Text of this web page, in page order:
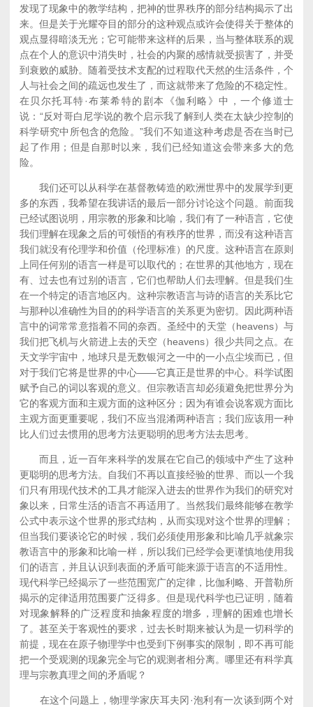
发现了现象中的教学结构，把神的世界秩序的部分结构揭示了出
来。但是关于光耀夺目的部分的这种观点或许会使得关于整体的
观点显得暗淡无光；它可能带来这样的后果，当与整体联系的观
点在个人的意识中消失时，社会的内聚的感情就受损害了，并受
到衰败的威胁。随着受技术支配的过程取代天然的生活条件，个
人与社会之间的疏远也发生了，而这就带来了危险的不稳定性。
在贝尔托耳特·布莱希特的剧本《伽利略》中，一个修道士
说：“反对哥白尼学说的教个启示我了解到人类在太缺少控制的
科学研究中所包含的危险。”我们不知道这种考虑是否在当时已
起了作用；但是自那时以来，我们已经知道这会带来多大的危
险。
我们还可以从科学在基督教铸造的欧洲世界中的发展学到更
多的东西，我希望在我讲话的最后一部分讨论这个问题。前面我
已经试图说明，用宗教的形象和比喻，我们有了一种语言，它使
我们理解在现象之后的可领悟的有秩序的世界，而没有这种语言
我们就没有伦理学和价值（伦理标准）的尺度。这种语言在原则
上同任何别的语言一样是可以取代的；在世界的其他地方，现在
有、过去也有过别的语言，它们也帮助人们去理解。但是我们生
在一个特定的语言地区内。这种宗教语言与诗的语言的关系比它
与那种以准确性为目的的科学语言的关系更为密切。因此两种语
言中的词常常意指着不同的奈西。圣经中的天堂（heavens）与
我们把飞机与火箭进上去的天空（heavens）很少共同之点。在
天文学宇宙中，地球只是无数银河之一中的一小点尘埃而已，但
对于我们它将是世界的中心——它真正是世界的中心。科学试图
赋予自己的词以客观的意义。但宗教语言却必须避免把世界分为
它的客观方面和主观方面的这种区分；因为有谁会说客观方面比
主观方面更重要呢，我们不应当混淆两种语言；我们应该用一种
比人们过去惯用的思考方法更聪明的思考方法去思考。
而且，近一百年来科学的发展在它自己的领域中产生了这种
更聪明的思考方法。自我们不再以直接经验的世界、而以一个我
们只有用现代技术的工具才能深入进去的世界作为我们的研究对
象以来，日常生活的语言不再适用了。当然我们最终能够在教学
公式中表示这个世界的形式结构，从而实现对这个世界的理解；
但当我们要谈论它的时候，我们必须使用形象和比喻几乎就象宗
教语言中的形象和比喻一样，所以我们已经学会更谨慎地使用我
们的语言，并且认识到表面的矛盾可能来源于语言的不适用性。
现代科学已经揭示了一些范围宽广的定律，比伽利略、开普勒所
揭示的定律适用范围要广泛得多。但是现代科学也已证明，随着
对现象解释的广泛程度和抽象程度的增多，理解的困难也增长
了。甚至关于客观性的要求，过去长时期来被认为是一切科学的
前提，现在在原子物理学中也受到下例事实的限制，即不再可能
把一个受观测的现象完全与它的观测者相分离。哪里还有科学真
理与宗教真理之间的矛盾呢？
在这个问题上，物理学家庆耳夫冈·泡利有一次谈到两个对